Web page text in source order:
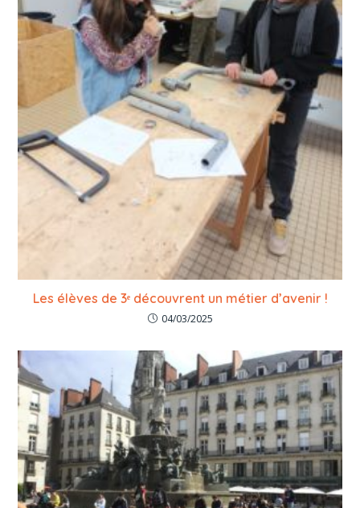
Les élèves de 3ᵉ découvrent un métier d’avenir !
04/03/2025